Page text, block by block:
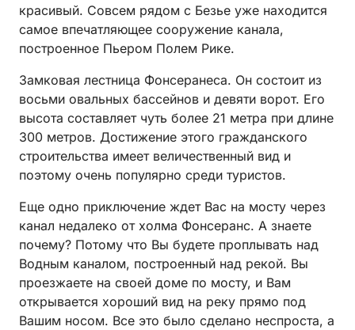
красивый. Совсем рядом с Безье уже находится
самое впечатляющее сооружение канала,
построенное Пьером Полем Рике.
Замковая лестница Фонсеранеса. Он состоит из
восьми овальных бассейнов и девяти ворот. Его
высота составляет чуть более 21 метра при длине
300 метров. Достижение этого гражданского
строительства имеет величественный вид и
поэтому очень популярно среди туристов.
Еще одно приключение ждет Вас на мосту через
канал недалеко от холма Фонсеранс. А знаете
почему? Потому что Вы будете проплывать над
Водным каналом, построенный над рекой. Вы
проезжаете на своей доме по мосту, и Вам
открывается хороший вид на реку прямо под
Вашим носом. Все это было сделано неспроста, а